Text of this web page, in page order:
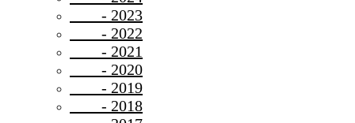
- 2023
- 2022
- 2021
- 2020
- 2019
- 2018